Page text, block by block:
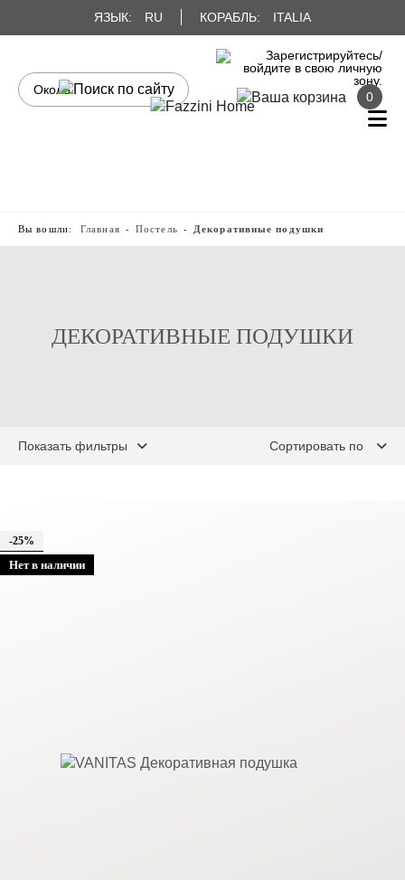
ЯЗЫК: RU КОРАБЛЬ: ITALIA
0
Вы вошли: Главная Постель Декоративные подушки
ДЕКОРАТИВНЫЕ ПОДУШКИ
Показать фильтры Сортировать по
-25%
Нет в наличии